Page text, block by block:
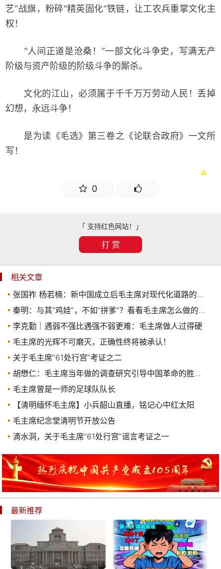
艺”战旗，粉碎“精英固化”铁链，让工农兵重掌文化主
权！
“人间正道是沧桑！”一部文化斗争史，写满无产
阶级与资产阶级的阶级斗争的厮杀。
文化的江山，必须属于千千万万劳动人民！丢掉
幻想，永远斗争！
是为读《毛选》第三卷之《论联合政府》一文所
写！
0
「 支持红色网站！」
打 赏
相关文章
张国祚 杨若楠：新中国成立后毛主席对现代化道路的探索与贡献
秦明：与其“鸡娃”，不如“拼爹”？看看毛主席怎么做的吧！
李克勤｜遇弱不强比遇强不弱更难：毛主席做人过得硬
毛主席的光辉不可磨灭，正确性终将被承认！
关于毛主席“61处行宫”考证之二
胡懋仁：毛主席当年做的调查研究引导中国革命的胜利和新中国的建设
毛主席曾是一师的足球队队长
【清明缅怀毛主席】小兵韶山直播，铭记心中红太阳
毛主席纪念堂清明节开放公告
滴水洞，关于毛主席“61处行宫”谣言考证之一
最新推荐